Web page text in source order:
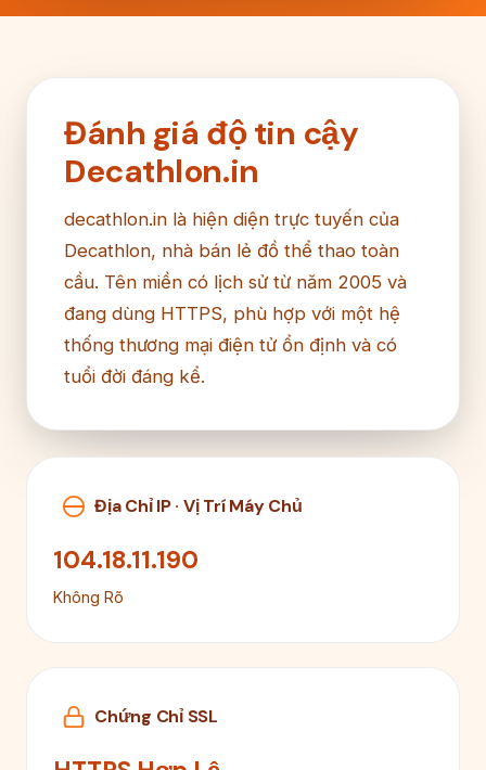
Đánh giá độ tin cậy
Decathlon.in
decathlon.in là hiện diện trực tuyến của
Decathlon, nhà bán lẻ đồ thể thao toàn
cầu. Tên miền có lịch sử từ năm 2005 và
đang dùng HTTPS, phù hợp với một hệ
thống thương mại điện tử ổn định và có
tuổi đời đáng kể.
Địa Chỉ IP · Vị Trí Máy Chủ
104.18.11.190
Không Rõ
Chứng Chỉ SSL